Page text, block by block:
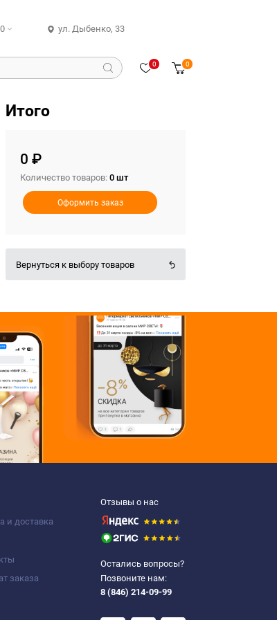
ул. Дыбенко, 33
0 0
Итого
0 ₽
Количество товаров: 0 шт
Оформить заказ
Вернуться к выбору товаров
и доставка
заказа
Отзывы о нас
Остались вопросы?
Позвоните нам:
8 (846) 214-09-99